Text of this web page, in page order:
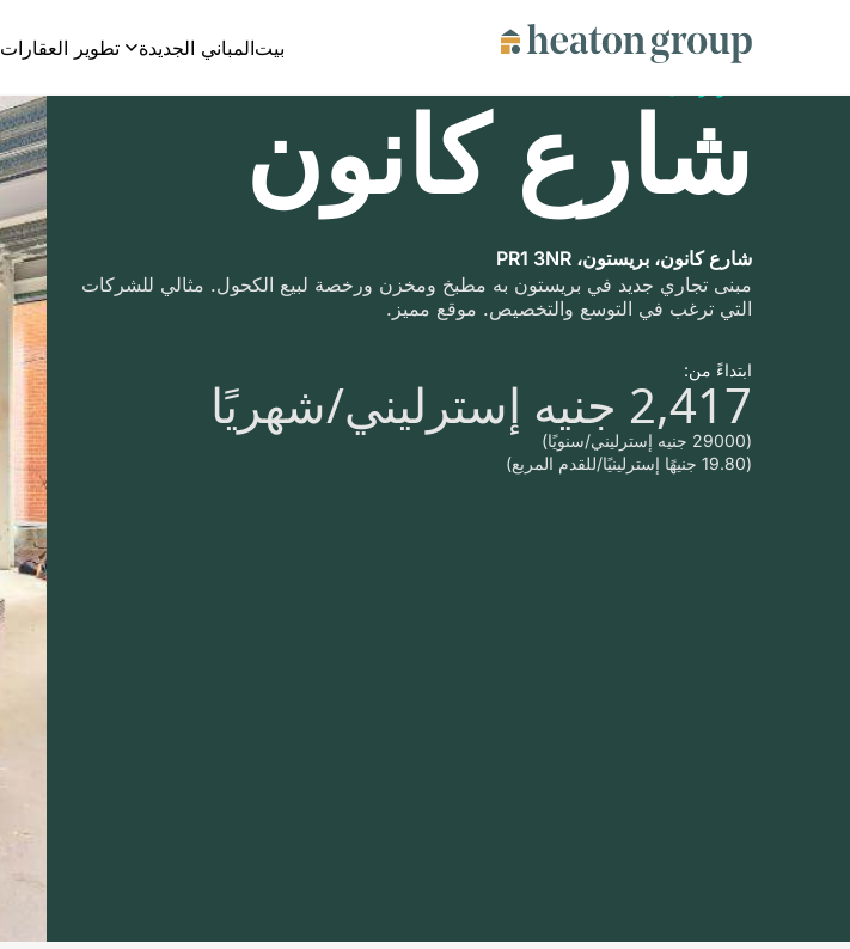
بيتالمباني الجديدة تطوير العقارات
شارع كانون
شارع كانون، بريستون، PR1 3NR
مبنى تجاري جديد في بريستون به مطبخ ومخزن ورخصة لبيع الكحول. مثالي للشركات
التي ترغب في التوسع والتخصيص. موقع مميز.
ابتداءً من:
2,417 جنيه إسترليني/شهريًا
(29000 جنيه إسترليني/سنويًا)
(19.80 جنيهًا إسترلينيًا/للقدم المربع)